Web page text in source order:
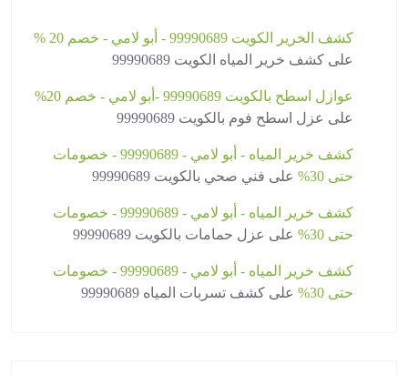
كشف الخرير الكويت 99990689 - أبو لامي - خصم 20 %
على كشف خرير المياه الكويت 99990689
عوازل اسطح بالكويت 99990689 -أبو لامي - خصم 20%
على عزل اسطح فوم بالكويت 99990689
كشف خرير المياه - أبو لامي - 99990689 - خصومات
حتى 30%
على فني صحي بالكويت 99990689
كشف خرير المياه - أبو لامي - 99990689 - خصومات
حتى 30%
على عزل حمامات بالكويت 99990689
كشف خرير المياه - أبو لامي - 99990689 - خصومات
حتى 30%
على كشف تسربات المياه 99990689